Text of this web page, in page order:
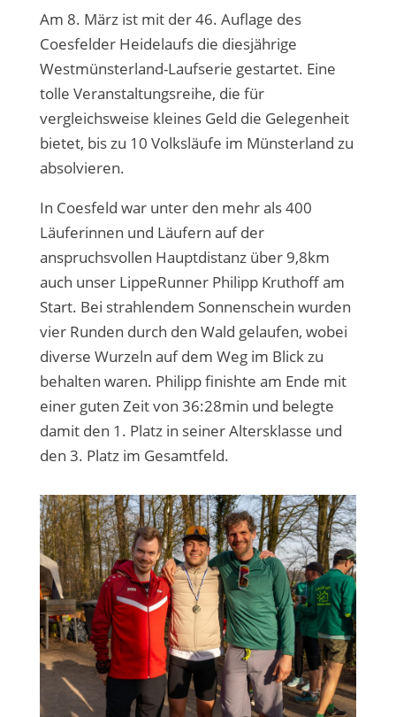
Am 8. März ist mit der 46. Auflage des
Coesfelder Heidelaufs die diesjährige
Westmünsterland-Laufserie gestartet. Eine
tolle Veranstaltungsreihe, die für
vergleichsweise kleines Geld die Gelegenheit
bietet, bis zu 10 Volksläufe im Münsterland zu
absolvieren.
In Coesfeld war unter den mehr als 400
Läuferinnen und Läufern auf der
anspruchsvollen Hauptdistanz über 9,8km
auch unser LippeRunner Philipp Kruthoff am
Start. Bei strahlendem Sonnenschein wurden
vier Runden durch den Wald gelaufen, wobei
diverse Wurzeln auf dem Weg im Blick zu
behalten waren. Philipp finishte am Ende mit
einer guten Zeit von 36:28min und belegte
damit den 1. Platz in seiner Altersklasse und
den 3. Platz im Gesamtfeld.